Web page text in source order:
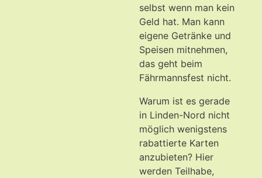
selbst wenn man kein
Geld hat. Man kann
eigene Getränke und
Speisen mitnehmen,
das geht beim
Fährmannsfest nicht.
Warum ist es gerade
in Linden-Nord nicht
möglich wenigstens
rabattierte Karten
anzubieten? Hier
werden Teilhabe,